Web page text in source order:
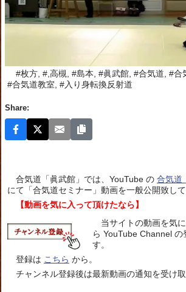
#枚方, #,高槻, #島本, #眞武館, #合気道, #合
#合気道教室, #入り身転換反射道
Share:
合気道「眞武館」では、YouTube の 合気道
にて「合気道セミナー」動画を一般公開致して
【動画を気に入って頂けたなら】
当サイトの動画を気
ら YouTube Channel の
す。
登録は こちら から。
チャンネル登録後は最新動画の通知を受け取